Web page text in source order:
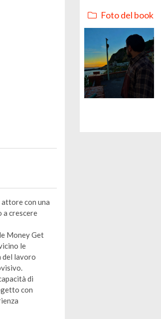
attore con una
a crescere
Money Get
le
del lavoro
di
con
Foto del book